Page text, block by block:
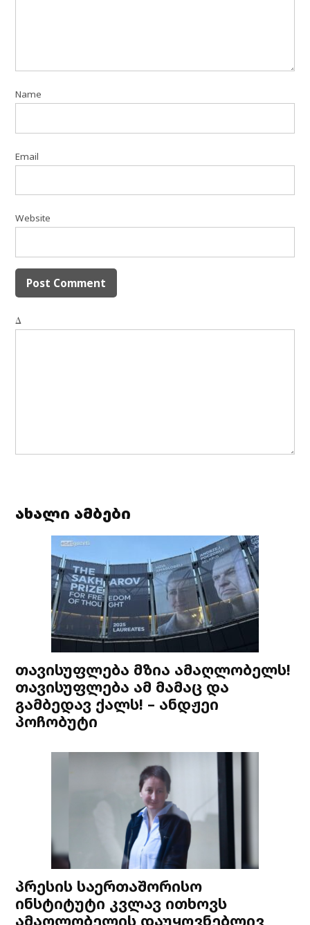
Name
Email
Website
Δ
ახალი ამბები
თავისუფლება მზია ამაღლობელს!
თავისუფლება ამ მამაც და
გამბედავ ქალს! – ანდჟეი
პოჩობუტი
პრესის საერთაშორისო
ინსტიტუტი კვლავ ითხოვს
ამაღლობელის დაუყოვნებლივ